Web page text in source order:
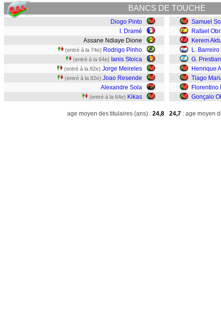
BANCS DE TOUCHE
Diogo Pinto
I. Dramé
Assane Ndiaye Dione
(entré à la 74e) Rodrigo Pinho
(entré à la 64e) Ianis Stoica
(entré à la 82e) Jorge Meireles
(entré à la 82e) Joao Resende
Alexandre Sola
(entré à la 64e) Kikas
Samuel
Rafael
Kerem
L. Barreiro
G.
Henrique
Tiago
Florentino
Gonçalo
age moyen des titulaires (ans) : 24,8 24,7 : age moyen